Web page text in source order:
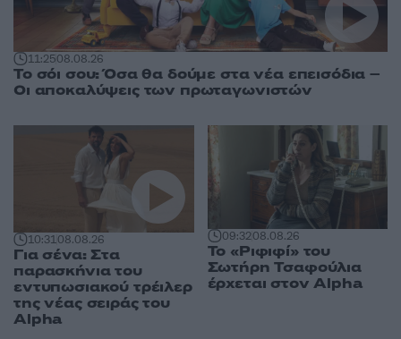
11:2508.08.26
Το σόι σου: Όσα θα δούμε στα νέα επεισόδια –
Οι αποκαλύψεις των πρωταγωνιστών
10:3108.08.26
Για σένα: Στα
παρασκήνια του
εντυπωσιακού τρέιλερ
της νέας σειράς του
Alpha
09:3208.08.26
Το «Ριφιφί» του
Σωτήρη Τσαφούλια
έρχεται στον Alpha